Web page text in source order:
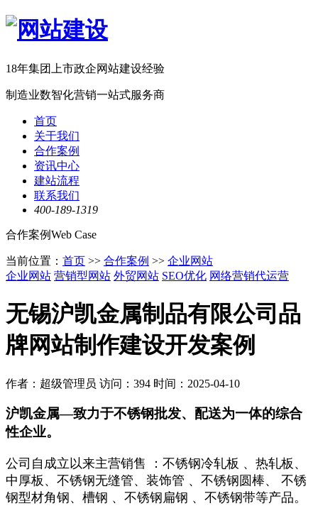
18年集团上市政企网站建设经验
制造业数智化营销一站式服务商
首页
关于我们
合作案例
资讯中心
建站流程
联系我们
400-189-1319
合作案例Web Case
当前位置： 首页 >> 合作案例 >> 企业网站
企业网站 营销型网站 外贸网站 SEO优化 网络营销代运营
无锡沪凯金属制品有限公司品
牌网站制作建设开发案例
作者：超级管理员 访问：394 时间：2025-04-10
沪凯金属—致力于不锈钢批发、配送为一体的综合
性企业。
公司自成立以来主营销售 ：不锈钢冷轧板 、热轧板、
中厚板、不锈钢无缝管、装饰管 、不锈钢圆棒、 不锈
钢型材角钢、槽钢 、不锈钢扁钢 、不锈钢带等产品。